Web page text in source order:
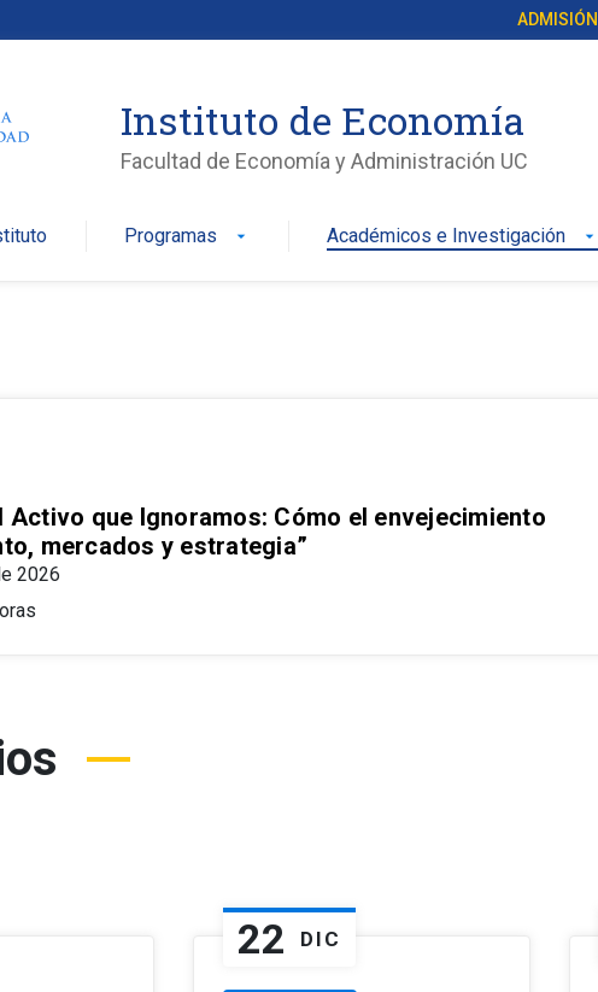
ADMISIÓN
Instituto de Economía
Facultad de Economía y Administración UC
Programas arrow_drop_down Académicos e Investigación arrow_drop_down
Activo que Ignoramos: Cómo el envejecimiento
mercados y estrategia”
2026
22 DIC